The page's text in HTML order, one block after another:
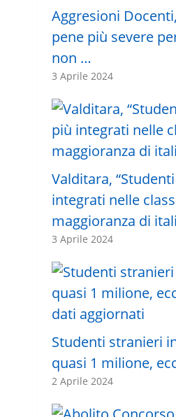
Aggresioni
pene più severe
non …
3 Aprile 2024
Valditara,
integrati nelle
maggioranza di
3 Aprile 2024
Studenti stranieri
quasi 1 milione,
2 Aprile 2024